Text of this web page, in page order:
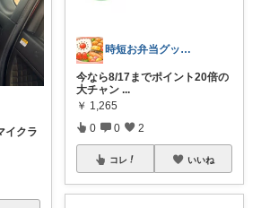
イクラ
時短お弁当グッズROOⅯ
今なら8/17までポイント20倍の
大チャン ...
￥ 1,265
0 0 2
コレ いいね